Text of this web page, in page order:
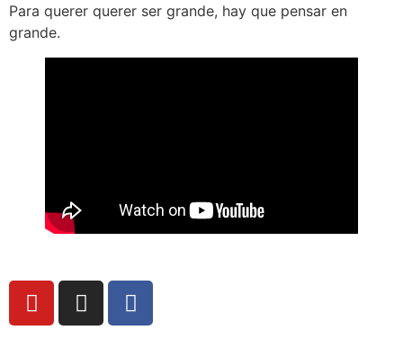
Para querer querer ser grande, hay que pensar en
grande.